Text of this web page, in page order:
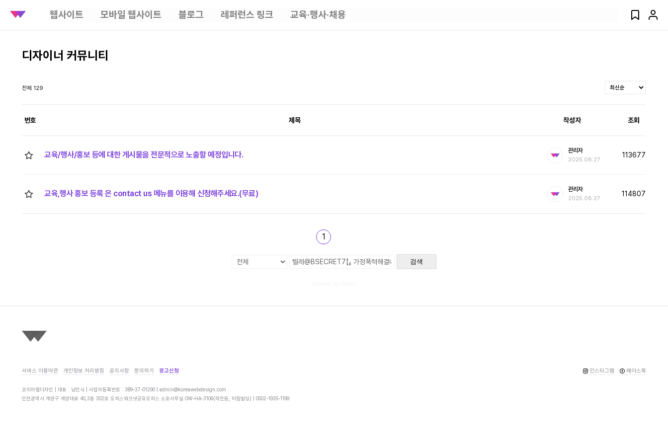
웹사이트 모바일 웹사이트 블로그 레퍼런스 링크 교육·행사·채용
디자이너 커뮤니티
전체 129
번호 제목 작성자 조회
교육/행사/홍보 등에 대한 게시물을 전문적으로 노출할 예정입니다. 관리자
2025.08.27
113677
교육,행사 홍보 등록 은 contact us 메뉴를 이용해 신청해주세요.(무료) 관리자
2025.08.27
114807
1
검색
서비스 이용약관 개인정보 처리방침 공지사항 문의하기 광고신청 페이스북
인스타그램
코리아웹디자인 | 대표 : 남인식 | 사업자등록번호 : 389-37-01290 |admin@koreawebdesign.com
인천광역시 계양구 계양대로 40,3층 302호 오피스워크넷공유오피스 소호사무실 OW-HA-3106(작전동, 미림빌딩) |0502-1935-1199